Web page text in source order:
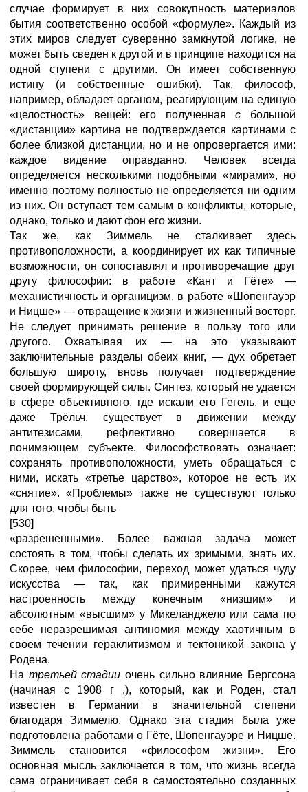
случае формирует в них совокупность материалов
бытия соответственно особой «формуле». Каждый из
этих миров следует суверенно замкнутой логике, не
может быть сведен к другой и в принципе находится на
одной ступени с другими. Он имеет собственную
истину (и собственные ошибки). Так, философ,
например, обладает органом, реагирующим на единую
«целостность» вещей: его полученнаяс большой
«дистанции» картина не подтверждается картинами с
более близкой дистанции, но и не опровергается ими:
каждое видение оправданно. Человек всегда
определяется несколькими подобными «мирами», но
именно поэтому полностью не определяется ни одним
из них. Он вступает тем самым в конфликты, которые,
однако, только и дают фон его жизни.
Так же, как Зиммель не сталкивает здесь
противоположности, а координирует их как типичные
возможности, он сопоставлял и противоречащие друг
другу философии: в работе «Кант и Гёте» —
механистичность и органицизм, в работе «Шопенгауэр
и Ницше» — отвращение к жизни и жизненный восторг.
Не следует принимать решение в пользу того или
другого. Охватывая их — на это указывают
заключительные разделы обеих книг, — дух обретает
большую широту, вновь получает подтверждение
своей формирующей силы. Синтез, который не удается
в сфере объективного, где искали его Гегель, и еще
даже Трёльч, существует в движении между
антитезисами, рефлективно совершается в
понимающем субъекте. Философствовать означает:
сохранять противоположности, уметь обращаться с
ними, искать «третье царство», которое не есть их
«снятие». «Проблемы» также не существуют только
для того, чтобы быть
[530]
«разрешенными». Более важная задача может
состоять в том, чтобы сделать их зримыми, знать их.
Скорее, чем философии, переход может удаться чуду
искусства — так, как примиренными кажутся
настроенность между конечным «низшим» и
абсолютным «высшим» у Микеланджело или сама по
себе неразрешимая антиномия между хаотичным в
своем течении гераклитизмом и тектоникой закона у
Родена.
На третьей стадииочень сильно влияние Бергсона
(начиная с 1908 г .), который, как и Роден, стал
известен в Германии в значительной степени
благодаря Зиммелю. Однако эта стадия была уже
подготовлена работами о Гёте, Шопенгауэре и Ницше.
Зиммель становится «философом жизни». Его
основная мысль заключается в том, что жизнь всегда
сама ограничивает себя в самостоятельно созданных